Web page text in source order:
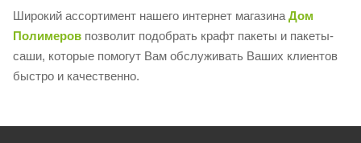
Широкий ассортимент нашего интернет магазинаДом
Полимеров позволит подобрать крафт пакеты и пакеты-
саши, которые помогут Вам обслуживать Ваших клиентов
быстро и качественно.